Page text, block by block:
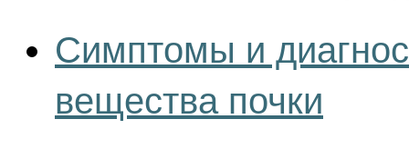
Симптомы и
вещества почки